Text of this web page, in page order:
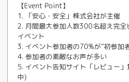
【Event Point】
1. 「安心・安全」株式会社が主催
2. 月間最大参加人数300名超え完全
イベント
3. イベント参加者の70%が”初参加
4. 参加者の素敵なお声が多い
5. イベント告知サイト「レビュー
中)